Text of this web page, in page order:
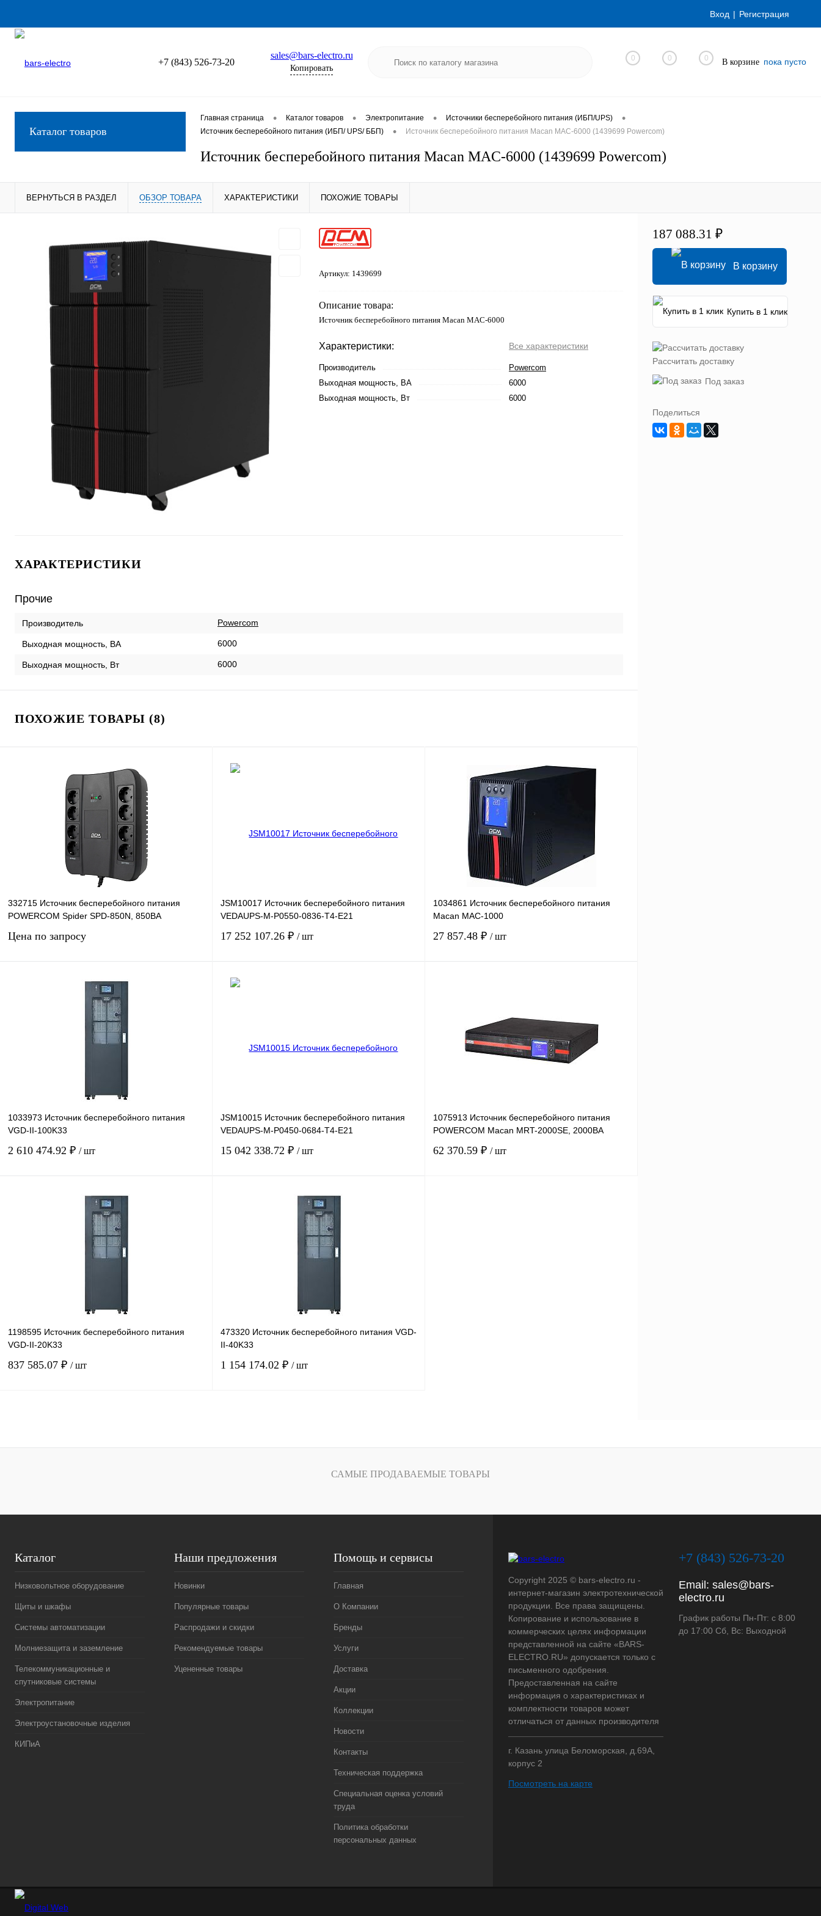
Вход Регистрация
+7 (843) 526-73-20
sales@bars-electro.ru
Копировать
0 0 0 В корзине пока пусто
Каталог товаров
Главная страница • Каталог товаров • Электропитание • Источники бесперебойного питания (ИБП/UPS) •
Источник бесперебойного питания (ИБП/ UPS/ ББП) • Источник бесперебойного питания Macan MAC-6000 (1439699 Powercom)
Источник бесперебойного питания Macan MAC-6000 (1439699 Powercom)
ВЕРНУТЬСЯ В РАЗДЕЛ ОБЗОР ТОВАРА ХАРАКТЕРИСТИКИ ПОХОЖИЕ ТОВАРЫ
Артикул: 1439699
Описание товара:
Источник бесперебойного питания Macan MAC-6000
Характеристики: Все характеристики
Производитель
Powercom
Выходная мощность, ВА
6000
Выходная мощность, Вт
6000
ХАРАКТЕРИСТИКИ
Прочие
Производитель Powercom
Выходная мощность, ВА 6000
Выходная мощность, Вт 6000
ПОХОЖИЕ ТОВАРЫ (8)
332715 Источник бесперебойного питания
POWERCOM Spider SPD-850N, 850ВA
Цена по запросу
Запросить цену
Сравнение
Под заказ
JSM10017 Источник бесперебойного питания
VEDAUPS-M-P0550-0836-T4-E21
17 252 107.26 ₽ / шт
1034861 Источник бесперебойного питания
Macan MAC-1000
27 857.48 ₽ / шт
Сравнение
В избранное Под заказ
1033973 Источник бесперебойного питания
VGD-II-100K33
2 610 474.92 ₽ / шт
Сравнение
Под заказ
JSM10015 Источник бесперебойного питания
VEDAUPS-M-P0450-0684-T4-E21
15 042 338.72 ₽ / шт
Сравнение
Под заказ
1075913 Источник бесперебойного питания
POWERCOM Macan MRT-2000SE, 2000ВA
62 370.59 ₽ / шт
1198595 Источник бесперебойного питания
VGD-II-20K33
837 585.07 ₽ / шт
Купить в 1 клик Сравнение
473320 Источник бесперебойного питания VGD-
II-40K33
1 154 174.02 ₽ / шт
Купить в 1 клик Сравнение
187 088.31 ₽
В корзину
Купить в 1 клик
Рассчитать доставку
Под заказ
Поделиться
САМЫЕ ПРОДАВАЕМЫЕ ТОВАРЫ
Каталог
Низковольтное оборудование
Щиты и шкафы
Системы автоматизации
Молниезащита и заземление
Телекоммуникационные и
спутниковые системы
Электропитание
Электроустановочные изделия
КИПиА
Наши предложения
Новинки
Популярные товары
Распродажи и скидки
Рекомендуемые товары
Уцененные товары
Помощь и сервисы
Главная
О Компании
Бренды
Услуги
Доставка
Акции
Коллекции
Новости
Контакты
Техническая поддержка
Специальная оценка условий
труда
Политика обработки
персональных данных
Copyright 2025 © bars-electro.ru -
интернет-магазин электротехнической
продукции. Все права защищены.
Копирование и использование в
коммерческих целях информации
представленной на сайте «BARS-
ELECTRO.RU» допускается только с
письменного одобрения.
Предоставленная на сайте
информация о характеристиках и
комплектности товаров может
отличаться от данных производителя
г. Казань улица Беломорская, д.69А,
корпус 2
Посмотреть на карте
+7 (843) 526-73-20
Email: sales@bars-
electro.ru
График работы Пн-Пт: с 8:00
до 17:00 Сб, Вс: Выходной